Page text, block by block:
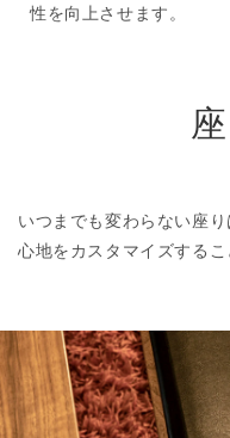
性を向上させます。
いつまでも変わらない座
心地をカスタマイズするこ